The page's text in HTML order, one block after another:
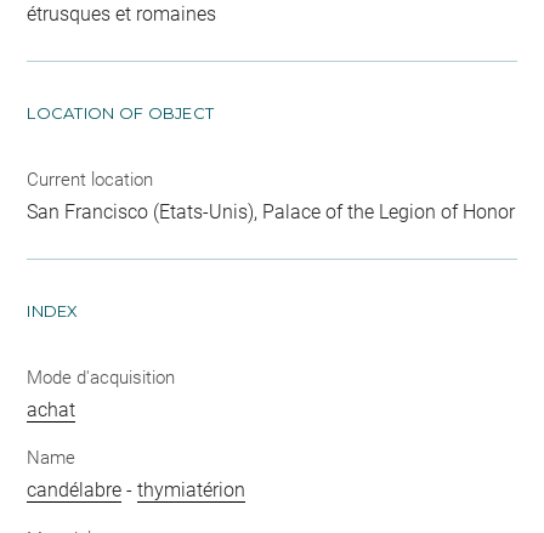
étrusques et romaines
LOCATION OF OBJECT
Current location
San Francisco (Etats-Unis), Palace of the Legion of Honor
INDEX
Mode d'acquisition
achat
Name
candélabre -thymiatérion